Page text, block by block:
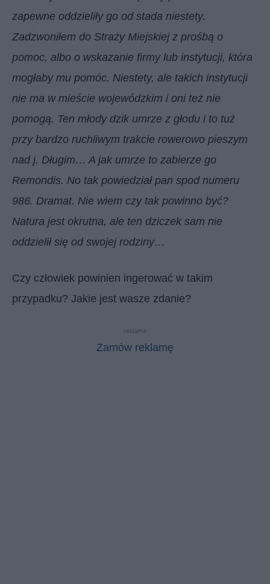
zapewne oddzieliły go od stada niestety.
Zadzwoniłem do Straży Miejskiej z prośbą o
pomoc, albo o wskazanie firmy lub instytucji, która
mogłaby mu pomóc. Niestety, ale takich instytucji
nie ma w mieście wojewódzkim i oni też nie
pomogą. Ten młody dzik umrze z głodu i to tuż
przy bardzo ruchliwym trakcie rowerowo pieszym
nad j. Długim… A jak umrze to zabierze go
Remondis. No tak powiedział pan spod numeru
986. Dramat. Nie wiem czy tak powinno być?
Natura jest okrutna, ale ten dziczek sam nie
oddzielił się od swojej rodziny…
Czy człowiek powinien ingerować w takim
przypadku? Jakie jest wasze zdanie?
reklama
Zamów reklamę